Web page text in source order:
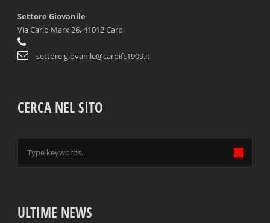
Settore Giovanile
Via Carlo Marx 26, 41012 Carpi
settore.giovanile@carpifc1909.it
CERCA NEL SITO
ULTIME NEWS